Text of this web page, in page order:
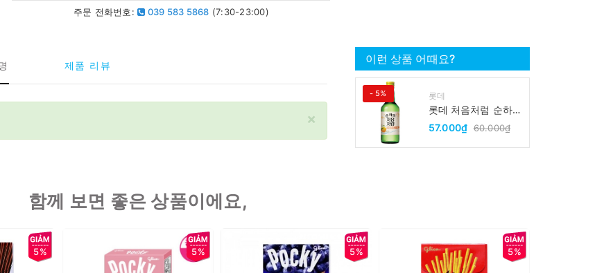
주문 전화번호: 039 583 5868 (7:30-23:00)
제품 리뷰
×
이런 상품 어때요?
- 5% 롯데
롯데 처음처럼 순하리
유자 소주 12% 360ml
LOTTE Chumchurum
vi thanh yen/cam
57.000₫ 60.000₫
함께 보면 좋은 상품이에요,
5% 5% 5% 5%